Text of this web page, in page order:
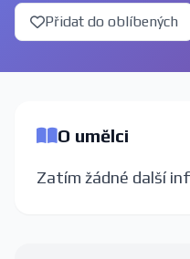
Přidat do oblíbených
O umělci
Zatím žádné další